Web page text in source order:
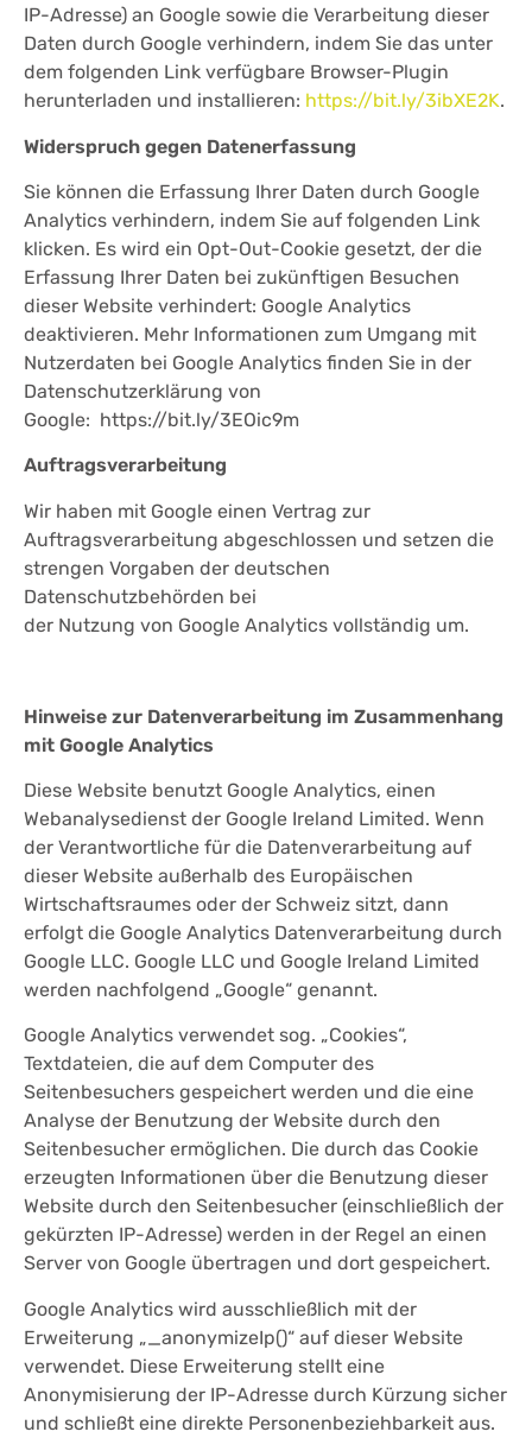
IP-Adresse) an Google sowie die Verarbeitung dieser
Daten durch Google verhindern, indem Sie das unter
dem folgenden Link verfügbare Browser-Plugin
herunterladen und installieren: https://bit.ly/3ibXE2K.
Widerspruch gegen Datenerfassung
Sie können die Erfassung Ihrer Daten durch Google
Analytics verhindern, indem Sie auf folgenden Link
klicken. Es wird ein Opt-Out-Cookie gesetzt, der die
Erfassung Ihrer Daten bei zukünftigen Besuchen
dieser Website verhindert: Google Analytics
deaktivieren. Mehr Informationen zum Umgang mit
Nutzerdaten bei Google Analytics finden Sie in der
Datenschutzerklärung von
Google: https://bit.ly/3EOic9m
Auftragsverarbeitung
Wir haben mit Google einen Vertrag zur
Auftragsverarbeitung abgeschlossen und setzen die
strengen Vorgaben der deutschen
Datenschutzbehörden bei
der Nutzung von Google Analytics vollständig um.
Hinweise zur Datenverarbeitung im Zusammenhang
mit Google Analytics
Diese Website benutzt Google Analytics, einen
Webanalysedienst der Google Ireland Limited. Wenn
der Verantwortliche für die Datenverarbeitung auf
dieser Website außerhalb des Europäischen
Wirtschaftsraumes oder der Schweiz sitzt, dann
erfolgt die Google Analytics Datenverarbeitung durch
Google LLC. Google LLC und Google Ireland Limited
werden nachfolgend „Google“ genannt.
Google Analytics verwendet sog. „Cookies“,
Textdateien, die auf dem Computer des
Seitenbesuchers gespeichert werden und die eine
Analyse der Benutzung der Website durch den
Seitenbesucher ermöglichen. Die durch das Cookie
erzeugten Informationen über die Benutzung dieser
Website durch den Seitenbesucher (einschließlich der
gekürzten IP-Adresse) werden in der Regel an einen
Server von Google übertragen und dort gespeichert.
Google Analytics wird ausschließlich mit der
Erweiterung „_anonymizeIp()“ auf dieser Website
verwendet. Diese Erweiterung stellt eine
Anonymisierung der IP-Adresse durch Kürzung sicher
und schließt eine direkte Personenbeziehbarkeit aus.